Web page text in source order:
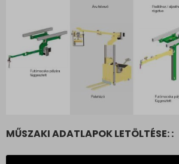
MŰSZAKI ADATLAPOK LETÖLTÉSE: :